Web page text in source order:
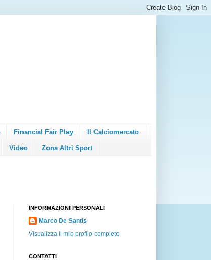
Financial Fair Play Il Calciomercato
Video Zona Altri Sport
INFORMAZIONI PERSONALI
Marco De Santis
Visualizza il mio profilo completo
CONTATTI